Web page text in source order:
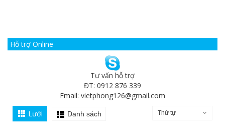
Hỗ trợ Online
Tư vấn hỗ trợ
ĐT: 0912 876 339
Email: vietphong126@gmail.com
Lưới
Danh sách Thứ tự